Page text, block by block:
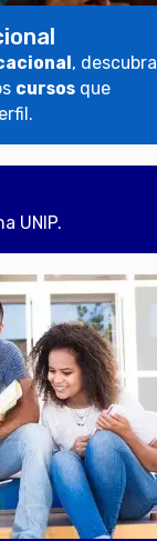
, descubra
cursos que
UNIP.